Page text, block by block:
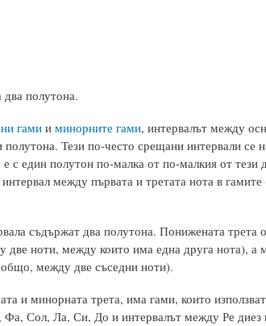
полутона.
гамии минорните гами, интервалът между
Тези по-често срещани интервали се
един полутон по-малка от по-малкия от тези
между първата и третата нота в
съдържат два полутона. Понижената трета
ноти, между които има една друга нота), а
общо, между две съседни ноти).
и минорната трета, има гами, които
Сол, Ла, Си, До и интервалът между Ре диез